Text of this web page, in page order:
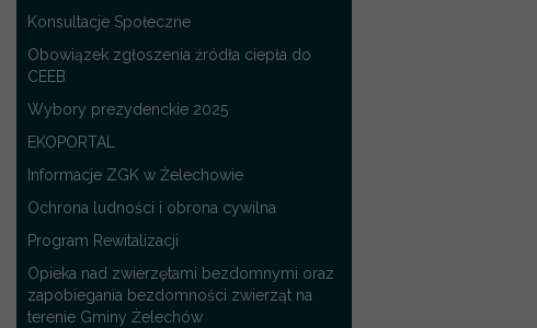
Konsultacje Społeczne
Obowiązek zgłoszenia źródła ciepła do
CEEB
Wybory prezydenckie 2025
EKOPORTAL
Informacje ZGK w Żelechowie
Ochrona ludności i obrona cywilna
Program Rewitalizacji
Opieka nad zwierzętami bezdomnymi oraz
zapobiegania bezdomności zwierząt na
terenie Gminy Żelechów